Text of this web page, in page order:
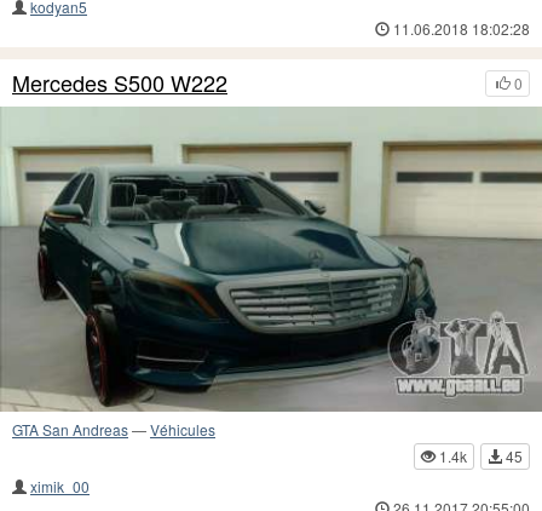
kodyan5
11.06.2018 18:02:28
0
Mercedes S500 W222
GTA San Andreas—Véhicules
1.4k
45
ximik_00